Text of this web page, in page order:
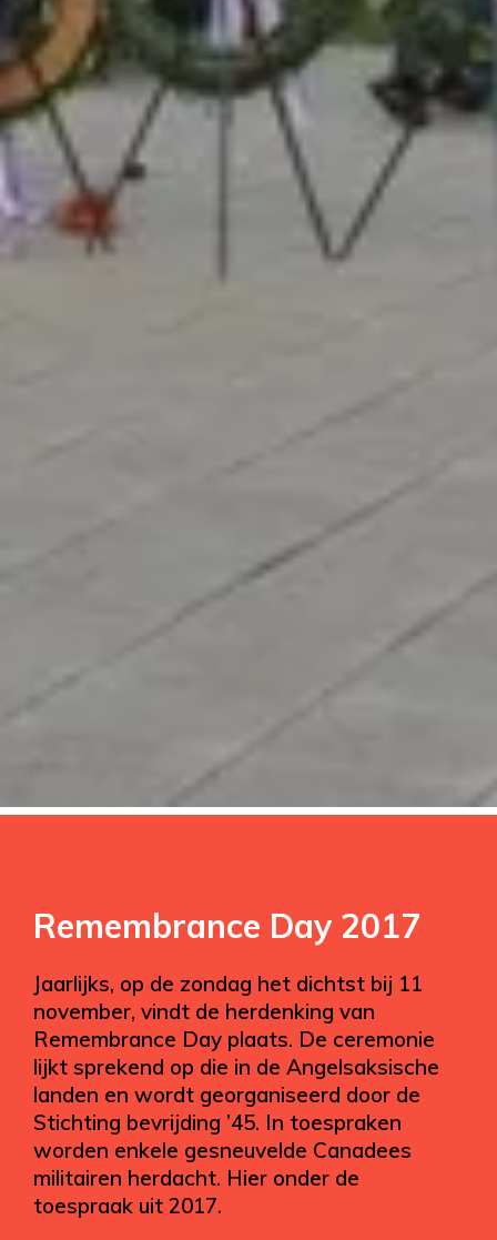
Remembrance Day 2017
Jaarlijks, op de zondag het dichtst bij 11
november, vindt de herdenking van
Remembrance Day plaats. De ceremonie
lijkt sprekend op die in de Angelsaksische
landen en wordt georganiseerd door de
Stichting bevrijding ’45. In toespraken
worden enkele gesneuvelde Canadees
militairen herdacht. Hier onder de
toespraak uit 2017.